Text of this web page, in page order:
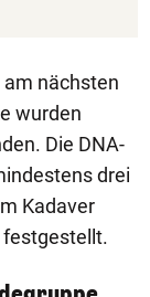
am nächsten
wurden
Die DNA-
drei
Kadaver
festgestellt.